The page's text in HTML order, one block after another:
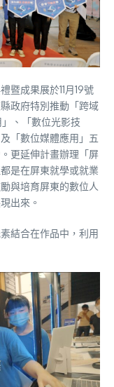
暨成果展於11月19號
政府特別推動「跨域
、「數位光影技
「數位媒體應用」五
更延伸計畫辦理「屏
是在屏東就學或就業
勵與培育屏東的數位人
出來。
結合在作品中，利用